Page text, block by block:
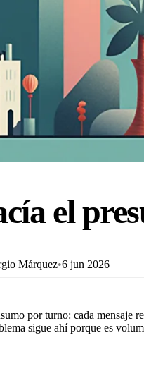
el
Márquez•6 jun 2026
por turno: cada mensaje
sigue ahí porque es